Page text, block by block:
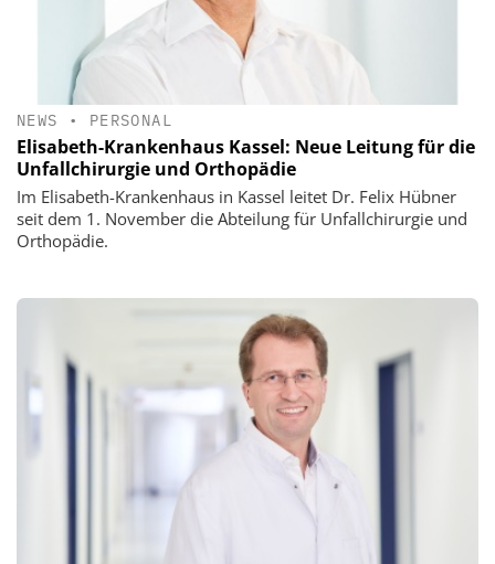
NEWS • PERSONAL
Elisabeth-Krankenhaus Kassel: Neue Leitung für die
Unfallchirurgie und Orthopädie
Im Elisabeth-Krankenhaus in Kassel leitet Dr. Felix Hübner
seit dem 1. November die Abteilung für Unfallchirurgie und
Orthopädie.